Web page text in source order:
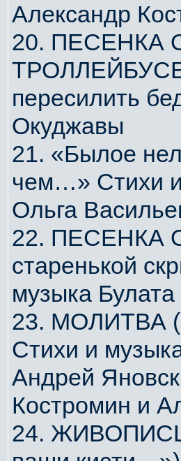
Александр
20.
ТРОЛЛЕЙБУСЕ
пересилить
Окуджавы
21. «Былое
чем…» Стихи
Ольга
22. ПЕСЕНКА
старенькой
музыка
23. МОЛИТВА
Стихи и
Андрей
Костромин и
24.